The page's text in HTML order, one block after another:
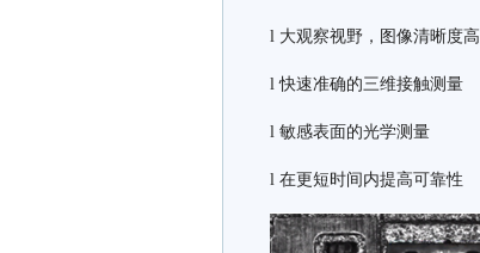
l 大观察视野，图像清晰度高
l 快速准确的三维接触测量
l 敏感表面的光学测量
l 在更短时间内提高可靠性